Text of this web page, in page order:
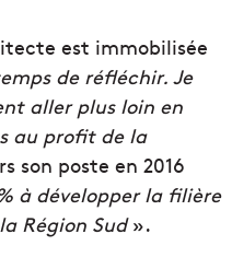
est immobilisée
de réfléchir. Je
aller plus loin en
au profit de la
son poste en 2016
à développer la filière
Région Sud».